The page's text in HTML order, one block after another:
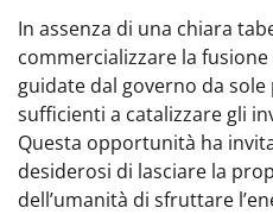
In assenza di una chiara
commercializzare la
guidate dal governo da
sufficienti a catalizzare gli
Questa opportunità ha
desiderosi di lasciare la
dell’umanità di sfruttare